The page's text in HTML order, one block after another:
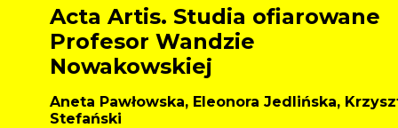
Acta Artis. Studia ofiarowane
Profesor Wandzie
Nowakowskiej
Aneta Pawłowska, Eleonora Jedlińska,
Stefański